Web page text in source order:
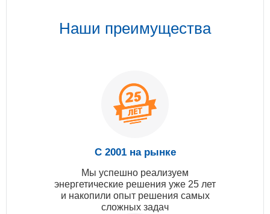
Наши преимущества
С 2001 на рынке
Мы успешно реализуем
энергетические решения уже 25 лет
и накопили опыт решения самых
сложных задач